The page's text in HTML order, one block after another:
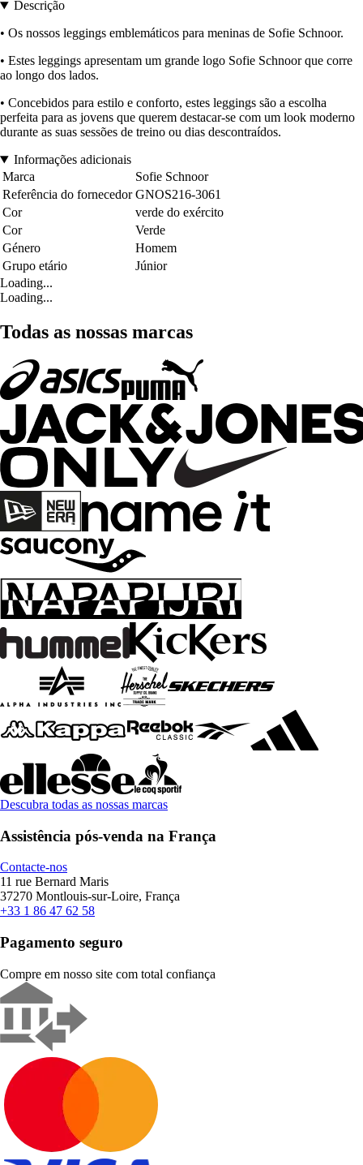
Descrição
• Os nossos leggings emblemáticos para meninas de Sofie Schnoor.
• Estes leggings apresentam um grande logo Sofie Schnoor que corre
ao longo dos lados.
• Concebidos para estilo e conforto, estes leggings são a escolha
perfeita para as jovens que querem destacar-se com um look moderno
durante as suas sessões de treino ou dias descontraídos.
Informações adicionais
Marca
Sofie Schnoor
Referência do fornecedor GNOS216-3061
Cor
verde do exército
Cor
Verde
Género
Homem
Grupo etário
Júnior
Loading...
Loading...
Todas as nossas marcas
Descubra todas as nossas marcas
Assistência pós-venda na França
Contacte-nos
11 rue Bernard Maris
37270 Montlouis-sur-Loire, França
+33 1 86 47 62 58
Pagamento seguro
Compre em nosso site com total confiança